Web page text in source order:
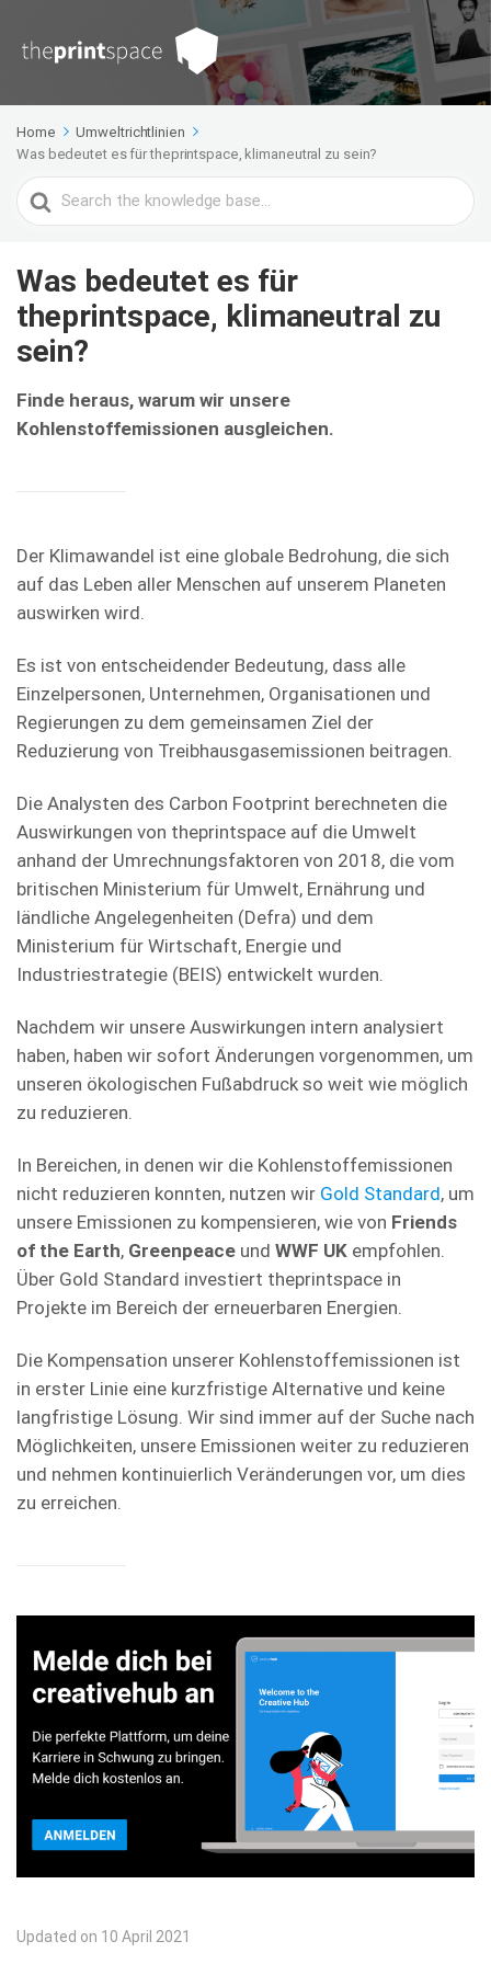
Home
Umweltrichtlinien
Was bedeutet es für theprintspace, klimaneutral zu sein?
Search
For
Was bedeutet es für
theprintspace, klimaneutral zu
sein?
Finde heraus, warum wir unsere
Kohlenstoffemissionen ausgleichen.
Der Klimawandel ist eine globale Bedrohung, die sich
auf das Leben aller Menschen auf unserem Planeten
auswirken wird.
Es ist von entscheidender Bedeutung, dass alle
Einzelpersonen, Unternehmen, Organisationen und
Regierungen zu dem gemeinsamen Ziel der
Reduzierung von Treibhausgasemissionen beitragen.
Die Analysten des Carbon Footprint berechneten die
Auswirkungen von theprintspace auf die Umwelt
anhand der Umrechnungsfaktoren von 2018, die vom
britischen Ministerium für Umwelt, Ernährung und
ländliche Angelegenheiten (Defra) und dem
Ministerium für Wirtschaft, Energie und
Industriestrategie (BEIS) entwickelt wurden.
Nachdem wir unsere Auswirkungen intern analysiert
haben, haben wir sofort Änderungen vorgenommen, um
unseren ökologischen Fußabdruck so weit wie möglich
zu reduzieren.
In Bereichen, in denen wir die Kohlenstoffemissionen
nicht reduzieren konnten, nutzen wir Gold Standard, um
unsere Emissionen zu kompensieren, wie von Friends
of the Earth, Greenpeace und WWF UK empfohlen.
Über Gold Standard investiert theprintspace in
Projekte im Bereich der erneuerbaren Energien.
Die Kompensation unserer Kohlenstoffemissionen ist
in erster Linie eine kurzfristige Alternative und keine
langfristige Lösung. Wir sind immer auf der Suche nach
Möglichkeiten, unsere Emissionen weiter zu reduzieren
und nehmen kontinuierlich Veränderungen vor, um dies
zu erreichen.
Updated on 10 April 2021